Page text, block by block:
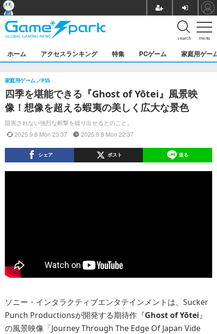
menu
search
ホーム アクセスランキング 特集 PCゲーム 家庭用ゲー
四季を堪能できる『Ghost of Yōtei』風景映
像！想像を超える蝦夷の美しく広大な景色
阻害されない強烈な斬撃を繰り出せるとのこと。
家庭用ゲーム PS5
2025.9.8 Mon 23:37 2025.9.8 Mon 22:37
シェア ポスト 送る
ソニー・インタラクティブエンタテインメントは、Sucker
Punch Productionsが開発する期待作『Ghost of Yōtei』
の風景映像「Journey Through The Edge Of Japan Vide